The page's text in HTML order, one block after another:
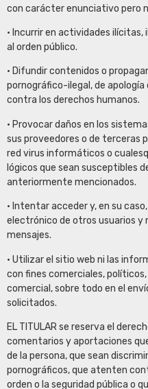
con carácter enunciativo pero
• Incurrir en actividades
al orden público.
• Difundir contenidos o
pornográfico-ilegal, de
contra los derechos humanos.
• Provocar daños en los
sus proveedores o de terceras
red virus informáticos o
lógicos que sean susceptibles
anteriormente mencionados.
• Intentar acceder y, en su
electrónico de otros usuarios y
mensajes.
• Utilizar el sitio web ni las
con fines comerciales,
comercial, sobre todo en el
solicitados.
EL TITULAR se reserva el
comentarios y aportaciones
de la persona, que sean
pornográficos, que atenten
orden o la seguridad pública o